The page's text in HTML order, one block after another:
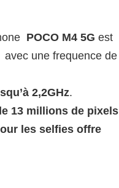
POCO M4 5G est
avec une frequence de
2,2GHz.
13 millions de pixels
les selfies offre